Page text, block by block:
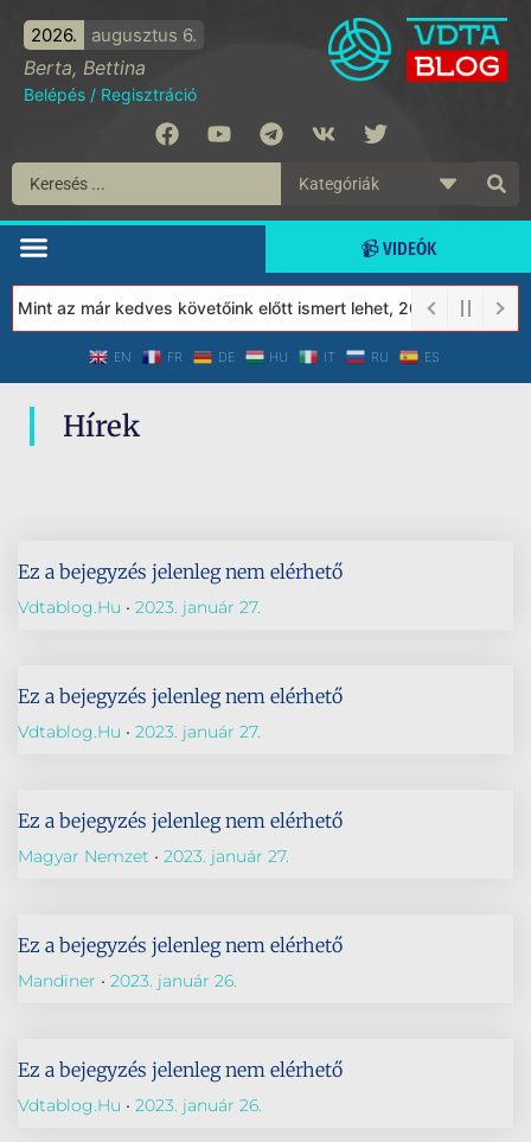
2026. augusztus 6.
Berta, Bettina
Belépés / Regisztráció
📹 VIDEÓK
az már kedves követőink előtt ismert lehet, 2023-tól a
EN FR DE HU IT RU ES
Hírek
Ez a bejegyzés jelenleg nem elérhető
Vdtablog.hu 2023. január 27.
Ez a bejegyzés jelenleg nem elérhető
Vdtablog.hu 2023. január 27.
Ez a bejegyzés jelenleg nem elérhető
Magyar Nemzet 2023. január 27.
Ez a bejegyzés jelenleg nem elérhető
Mandiner 2023. január 26.
Ez a bejegyzés jelenleg nem elérhető
Vdtablog.hu 2023. január 26.